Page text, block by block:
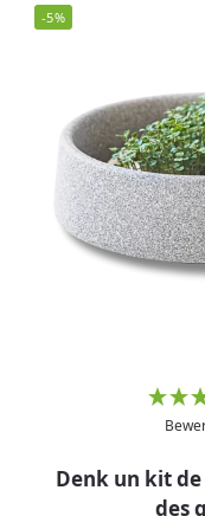
-5%
Denk un kit
des